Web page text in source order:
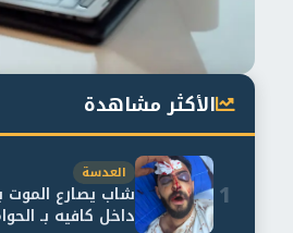
الأكثر مشاهدة
1
العدسة
شاب يصارع الموت
داخل كافيه بـ